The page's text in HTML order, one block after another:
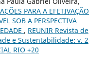
PARA A EFETIVAÇÃO
SOB A PERSPECTIVA
, REUNIR Revista de
e Sustentabilidade: v. 2
RIO +20